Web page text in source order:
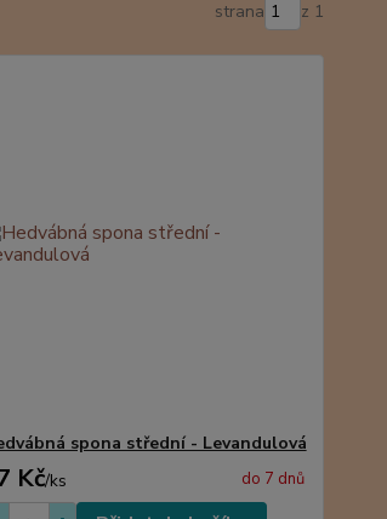
strana z 1
spona střední - Levandulová
Kč/ks do 7 dnů